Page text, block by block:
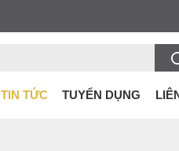
TIN TỨC TUYỂN DỤNG